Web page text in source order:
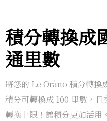
積分轉換成
通里數
將您的 Le Oràno 積分轉換
積分可轉換成 100 里數，
轉換上限！讓積分更加活用